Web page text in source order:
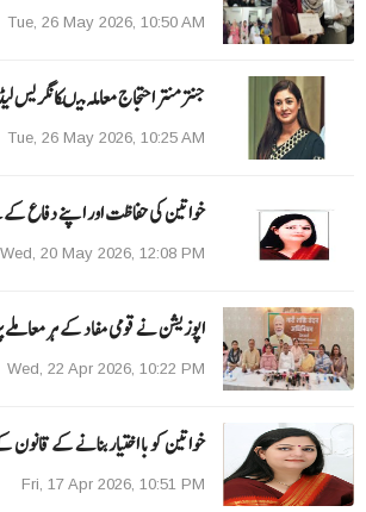
Tue, 26 May 2026, 10:50 AM
جنتر منتر احتجاج معاملہ میںکانگریس
Tue, 26 May 2026, 10:25 AM
خواتین کی حفاظت اور اپنے
Wed, 20 May 2026, 12:08 PM
اپوزیشن نے قومی مفاد کے ہر معاملے
Wed, 22 Apr 2026, 10:22 PM
خواتین کو با اختیار بنانے کے
Fri, 17 Apr 2026, 10:51 PM